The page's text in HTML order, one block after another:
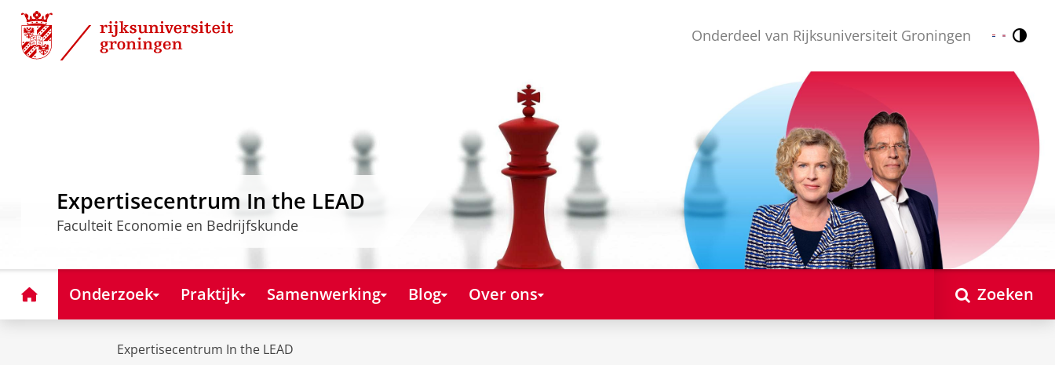
Skip
Content
Skip
Navigation
Onderdeel van Rijksuniversiteit Groningen Nederlands
English
Expertisecentrum In the LEAD
Faculteit Economie en Bedrijfskunde
HomeOnderzoek Praktijk Samenwerking Blog Over ons Zoeken
Expertisecentrum In the LEAD